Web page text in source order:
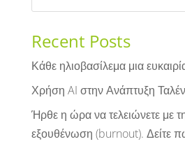
Recent Posts
Κάθε ηλιοβασίλεμα μια
Χρήση AI στην Ανάπτυξη
Ήρθε η ώρα να τελειώνετε με
εξουθένωση (burnout). Δείτε